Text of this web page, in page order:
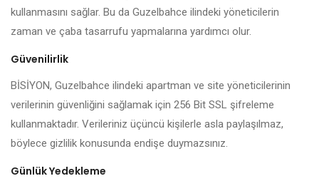
kullanmasını sağlar. Bu da Guzelbahce ilindeki yöneticilerin
zaman ve çaba tasarrufu yapmalarına yardımcı olur.
Güvenilirlik
BİSİYON, Guzelbahce ilindeki apartman ve site yöneticilerinin
verilerinin güvenliğini sağlamak için 256 Bit SSL şifreleme
kullanmaktadır. Verileriniz üçüncü kişilerle asla paylaşılmaz,
böylece gizlilik konusunda endişe duymazsınız.
Günlük Yedekleme